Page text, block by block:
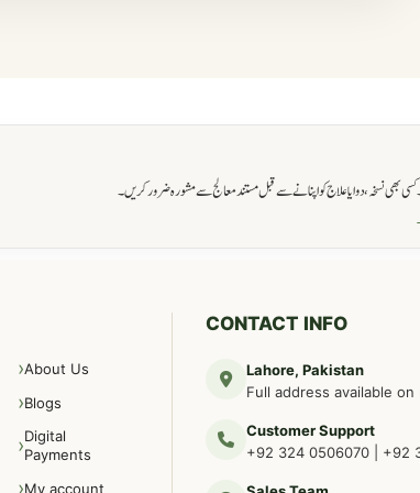
نسخہ، دوا یا علاج کو اپنانے سے قبل مستند معالج سے مشورہ ضرور کریں۔
About Us
Blogs
Digital
Payments
My account
CONTACT INFO
Lahore, Pakistan
Full address available
Customer Support
+92 324 0506070
+92